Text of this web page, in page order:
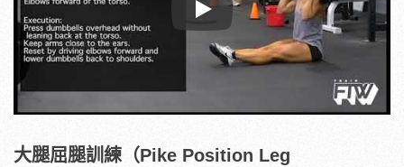
Play
大腿屈腿訓練（Pike Position Leg